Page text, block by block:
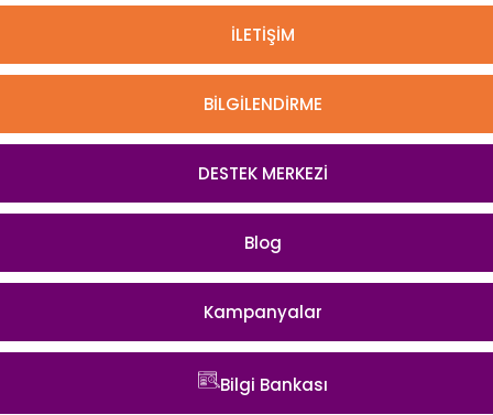
İLETİŞİM
BİLGİLENDİRME
DESTEK MERKEZİ
Blog
Kampanyalar
Bilgi Bankası